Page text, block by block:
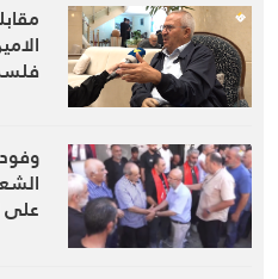
(قده)
وفود
على